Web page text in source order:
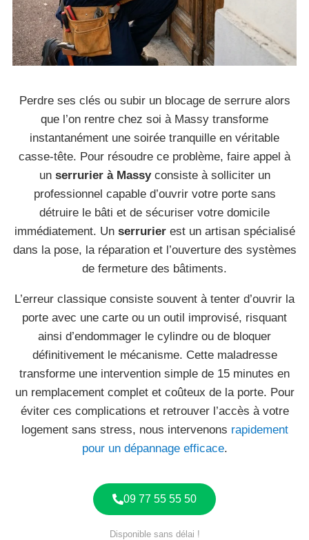
Perdre ses clés ou subir un blocage de serrure alors
que l’on rentre chez soi à Massy transforme
instantanément une soirée tranquille en véritable
casse-tête. Pour résoudre ce problème, faire appel à
un serrurier à Massyconsiste à solliciter un
professionnel capable d’ouvrir votre porte sans
détruire le bâti et de sécuriser votre domicile
immédiatement. Un serrurierest un artisan spécialisé
dans la pose, la réparation et l’ouverture des systèmes
de fermeture des bâtiments.
L’erreur classique consiste souvent à tenter d’ouvrir la
porte avec une carte ou un outil improvisé, risquant
ainsi d’endommager le cylindre ou de bloquer
définitivement le mécanisme. Cette maladresse
transforme une intervention simple de 15 minutes en
un remplacement complet et coûteux de la porte. Pour
éviter ces complications et retrouver l’accès à votre
logement sans stress, nous intervenons rapidement
pour un dépannage efficace.
09 77 55 55 50
Disponible sans délai !